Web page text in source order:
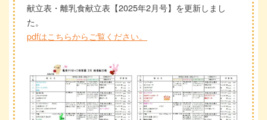
献立表・離乳食献立表【2025年2月号】を更新しまし
た。
pdfはこちらからご覧ください。